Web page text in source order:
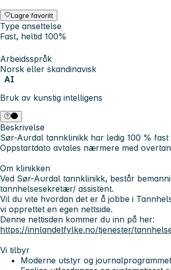
Lagre favoritt
Type ansettelse
Fast, heltid 100%
Arbeidsspråk
Norsk eller skandinavisk
AI
Bruk av kunstig intelligens
Beskrivelse
Sør-Aurdal tannklinikk har ledig 100 %
Oppstartdato avtales nærmere med
Om klinikken
Ved Sør-Aurdal tannklinikk, består
tannhelsesekretær/ assistent.
Vil du vite hvordan det er å jobbe i
vi opprettet en egen nettside.
Denne nettisden kommer du inn på her:
https://innlandetfylke.no/tjenester/
Vi tilbyr
Moderne utstyr og